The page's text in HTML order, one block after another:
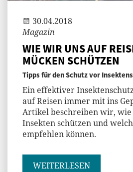
30.04.2018
Magazin
WIE WIR UNS AUF
MÜCKEN SCHÜTZEN
Tipps für den Schutz vor
Ein effektiver
auf Reisen immer mit ins
Artikel beschreiben wir,
Insekten schützen und
empfehlen können.
WEITERLESEN